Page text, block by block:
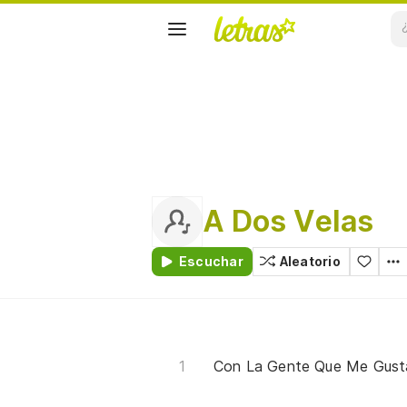
A Dos Velas
Escuchar Aleatorio
Con La Gente Que Me